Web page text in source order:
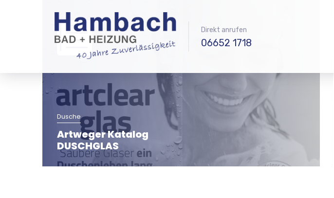
Direkt anrufen
06652 1718
Artweger Katalog
DUSCHGLAS
Dusche